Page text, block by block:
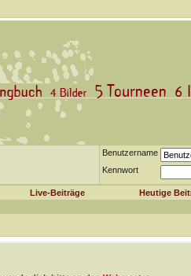
Benutzername
Kennwort
Live-Beiträge Heutige